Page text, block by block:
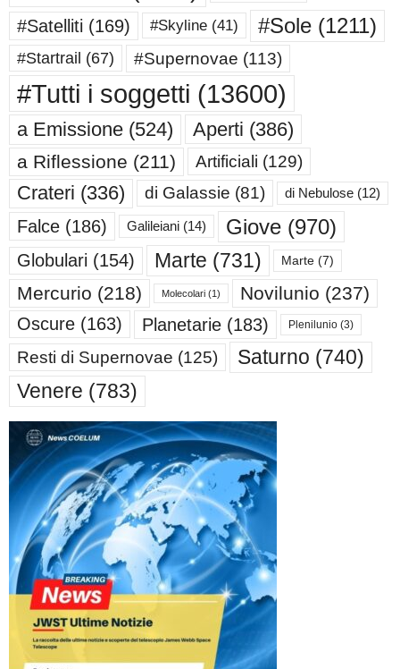
#Satelliti (169) #Skyline (41) #Sole (1211)
#Startrail (67) #Supernovae (113)
#Tutti i soggetti (13600)
a Emissione (524) Aperti (386)
a Riflessione (211) Artificiali (129)
Crateri (336) di Galassie (81) di Nebulose (12)
Falce (186) Galileiani (14) Giove (970)
Globulari (154) Marte (731) Marte (7)
Mercurio (218) Molecolari (1) Novilunio (237)
Oscure (163) Planetarie (183) Plenilunio (3)
Resti di Supernovae (125) Saturno (740)
Venere (783)